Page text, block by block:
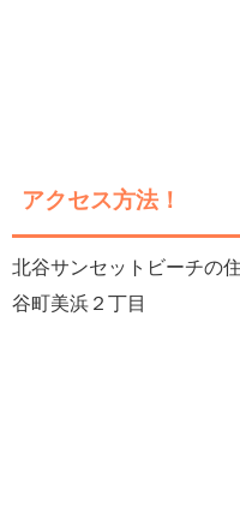
アクセス方法！
北谷サンセットビーチの
谷町美浜２丁目